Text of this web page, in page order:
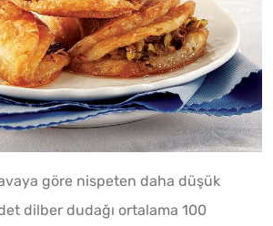
göre nispeten daha düşük
dilber dudağı ortalama 100